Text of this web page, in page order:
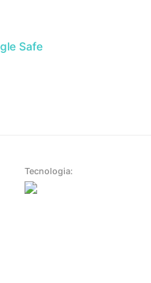
Tecnologia: